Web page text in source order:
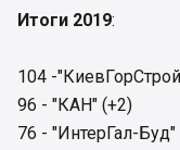
Итоги 2019:
104 -
96 - "КАН" (+2)
76 - "ИнтерГал-Буд"